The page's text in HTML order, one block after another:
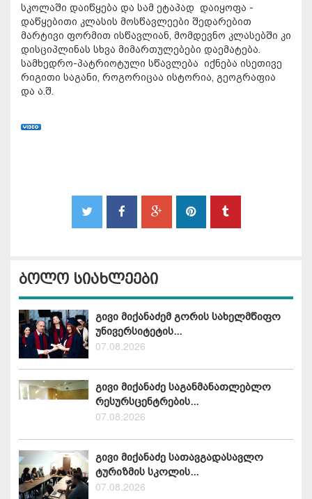
სკოლაში დაიწყება და სამ ეტაპად დაიყოფა -
დაწყებითი კლასის მოსწავლეები შედარებით
მარტივი ფორმით ისწავლიან, მომდევნო კლასებში კი
დისციპლინას სხვა მიმართულებები დაემატება.
სამხედრო-პატრიოტული სწავლება იქნება ისეთივე
რიგითი საგანი, როგორიცაა ისტორია, გეოგრაფია
და ა.შ.
ბოლო სიახლეები
გივი მიქანაძემ გორის სახელმწიფო
უნივერსიტეტის...
07.08.2026
გივი მიქანაძე საგანმანათლებლო
რესურსცენტრების...
07.08.2026
გივი მიქანაძე სათავგადასავლო
ტურიზმის სკოლის...
07.08.2026